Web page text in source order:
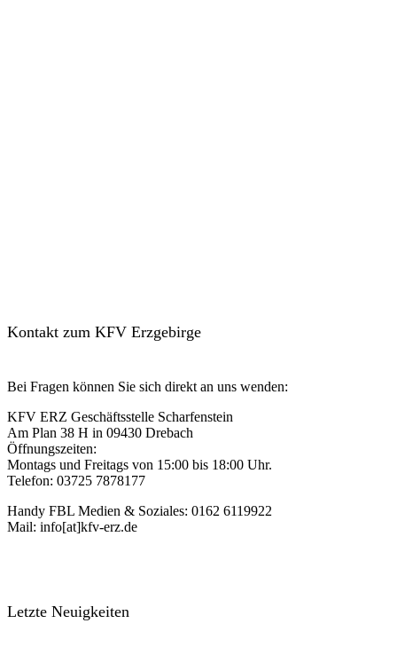
Kontakt zum KFV Erzgebirge
Bei Fragen können Sie sich direkt an uns wenden:
KFV ERZ Geschäftsstelle Scharfenstein
Am Plan 38 H in 09430 Drebach
Öffnungszeiten:
Montags und Freitags von 15:00 bis 18:00 Uhr.
Telefon: 03725 7878177
Handy FBL Medien & Soziales: 0162 6119922
Mail: info[at]kfv-erz.de
Letzte Neuigkeiten